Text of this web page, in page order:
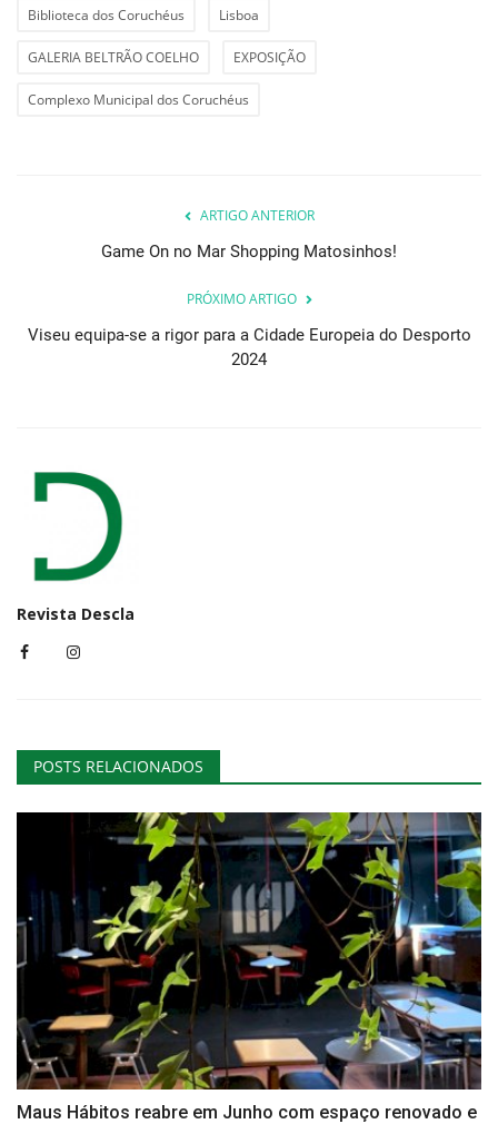
Biblioteca dos Coruchéus Lisboa
GALERIA BELTRÃO COELHO EXPOSIÇÃO
Complexo Municipal dos Coruchéus
ARTIGO ANTERIOR
Game On no Mar Shopping Matosinhos!
PRÓXIMO ARTIGO
Viseu equipa-se a rigor para a Cidade Europeia do Desporto
2024
Revista Descla
POSTS RELACIONADOS
Maus Hábitos reabre em Junho com espaço renovado e